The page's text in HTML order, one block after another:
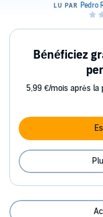
Bénéficiez
5,99 €/mois après la